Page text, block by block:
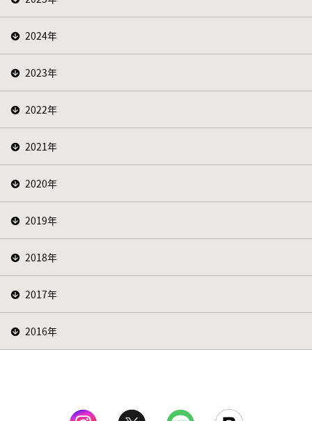
2024年
2023年
2022年
2021年
2020年
2019年
2018年
2017年
2016年